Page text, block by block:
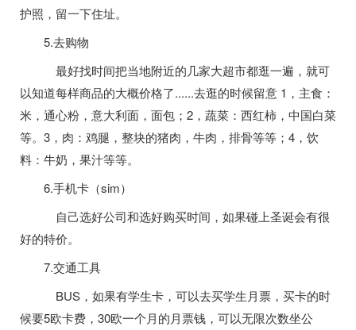
护照，留一下住址。
5.去购物
最好找时间把当地附近的几家大超市都逛一遍，就可
以知道每样商品的大概价格了......去逛的时候留意 1，主食：
米，通心粉，意大利面，面包；2，蔬菜：西红柿，中国白菜
等。3，肉：鸡腿，整块的猪肉，牛肉，排骨等等；4，饮
料：牛奶，果汁等等。
6.手机卡（sim）
自己选好公司和选好购买时间，如果碰上圣诞会有很
好的特价。
7.交通工具
BUS，如果有学生卡，可以去买学生月票，买卡的时
候要5欧卡费，30欧一个月的月票钱，可以无限次数坐公